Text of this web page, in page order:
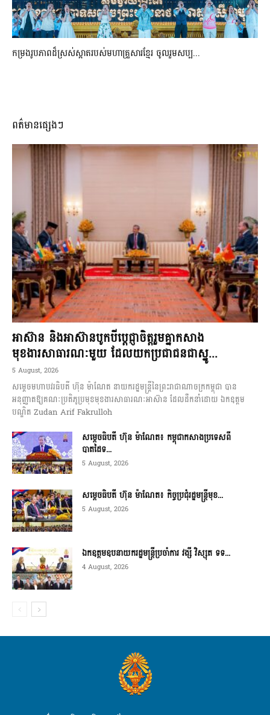
កម្រងរូបភាពដ៏ស្រស់ស្អាត​របស់មហាគ្រួសារខ្មែរ​ ចូលរួមសប្ប...
ពត៌មានផ្សេងៗ
អាស៊ាន និងអាស៊ានបូកបីប្តេជ្ញាចិត្តរួមគ្នាកសាង
មុខងារសាធារណៈមួយ ដែលយកប្រជាជនជាស្នូ...
5 August, 2026
សម្តេចមហាបវរធិបតី ហ៊ុន ម៉ាណែត នាយករដ្ឋមន្ត្រីនៃព្រះរាជាណាចក្រកម្ពុជា បាន
អនុញ្ញាតឱ្យគណៈប្រតិភូប្រមុខមុខងារសាធារណៈអាស៊ាន ដែលដឹកនាំដោយ ឯកឧត្តម
បណ្ឌិត Zudan Arif Fakrulloh
សម្ដេចធិបតី ហ៊ុន ម៉ាណែត៖ កម្ពុជាកសាងប្រទេសពី
បាតដៃទ...
5 August, 2026
សម្ដេចធិបតី ហ៊ុន ម៉ាណែត៖ កិច្ចប្រជុំរដ្ឋមន្ត្រីមុខ...
5 August, 2026
ឯកឧត្តមឧបនាយករដ្ឋមន្ត្រីប្រចាំការ វង្សី វិស្សុត ទទ...
4 August, 2026